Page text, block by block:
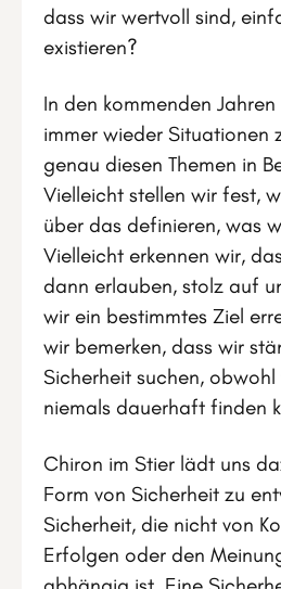
dass wir wertvoll sind,
existieren?
In den kommenden
immer wieder Situationen
genau diesen Themen in
Vielleicht stellen wir fest,
über das definieren, was
Vielleicht erkennen wir,
dann erlauben, stolz auf
wir ein bestimmtes Ziel
wir bemerken, dass wir
Sicherheit suchen,
niemals dauerhaft finden
Chiron im Stier lädt uns
Form von Sicherheit zu
Sicherheit, die nicht von
Erfolgen oder den